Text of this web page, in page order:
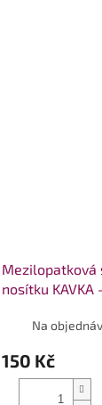
Mezilopatková
nosítku KAVKA
Na
150 Kč